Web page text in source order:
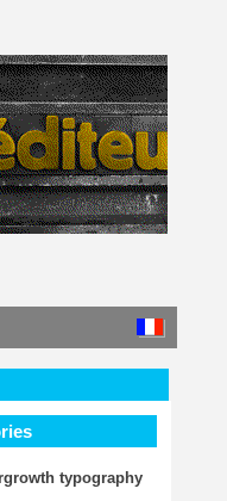
typography